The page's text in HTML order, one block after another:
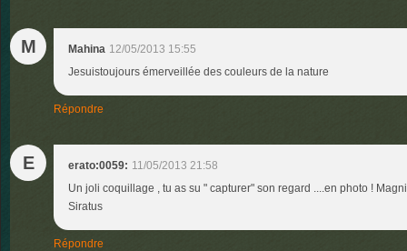
M Mahina 12/05/2013 15:55
Jesuistoujours émerveillée des couleurs de la nature
Répondre
E erato:0059: 11/05/2013 21:58
Un joli coquillage , tu as su " capturer" son regard ....en photo !
Siratus
Répondre